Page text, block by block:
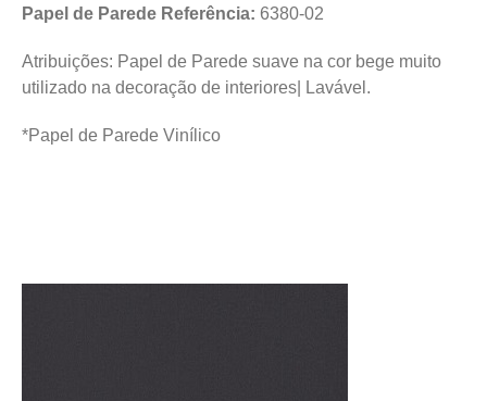
Papel de Parede Referência: 6380-02
Atribuições: Papel de Parede suave na cor bege muito
utilizado na decoração de interiores| Lavável.
*Papel de Parede Vinílico